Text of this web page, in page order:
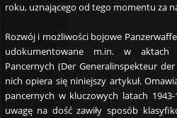
roku, uznającego od tego momentu za
Rozwój i możliwości bojowe
udokumentowane m.in. w aktach
Pancernych (Der Generalinspekteur
nich opiera się niniejszy artykuł.
pancernych w kluczowych latach
uwagę na dość zawiły sposób